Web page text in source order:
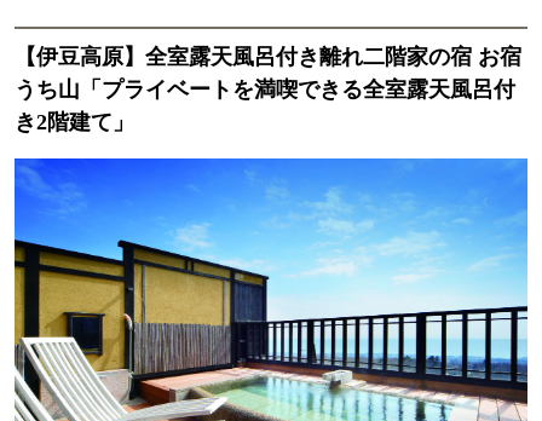
【伊豆高原】全室露天風呂付き離れ二階家の宿 お宿
うち山「プライベートを満喫できる全室露天風呂付
き2階建て」